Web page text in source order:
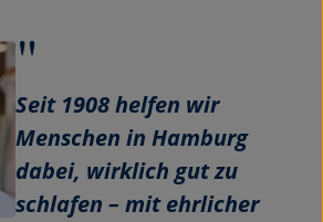
"
Seit 1908 helfen wir
Menschen in Hamburg
dabei, wirklich gut zu
schlafen – mit ehrlicher